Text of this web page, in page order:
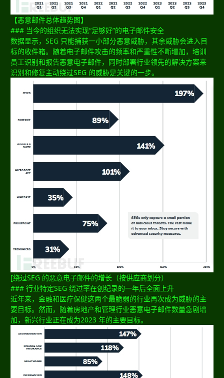
【恶意邮件总体趋势图】
### 当今的组织无法实现“足够好”的电子邮件安全
数据显示，SEG 只能捕获一小部分恶意威胁，其余威胁会进入目
标的收件箱。随着电子邮件攻击的频率和严重性不断增加，培训
员工识别和报告恶意电子邮件，同时部署行业领先的解决方案来
识别和修复主动绕过SEG 的威胁是关键的一步。
[绕过SEG 的恶意电子邮件的增长（按供应商划分）
### 行业特定SEG 绕过率在创纪录的一年后全面上升
近年来，金融和医疗保健这两个最脆弱的行业再次成为威胁的主
要目标。然而，随着房地产和管理行业恶意电子邮件数量急剧增
加，新兴行业正在成为2023 年的主要目标。